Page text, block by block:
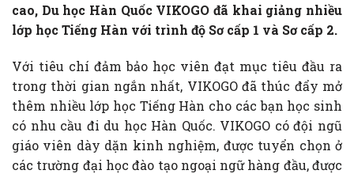
cao, Du học Hàn Quốc VIKOGO đã khai giảng nhiều
lớp học Tiếng Hàn với trình độ Sơ cấp 1 và Sơ cấp 2.
Với tiêu chí đảm bảo học viên đạt mục tiêu đầu ra
trong thời gian ngắn nhất, VIKOGO đã thúc đẩy mở
thêm nhiều lớp học Tiếng Hàn cho các bạn học sinh
có nhu cầu đi du học Hàn Quốc. VIKOGO có đội ngũ
giáo viên dày dặn kinh nghiệm, được tuyển chọn ở
các trường đại học đào tạo ngoại ngữ hàng đầu, được